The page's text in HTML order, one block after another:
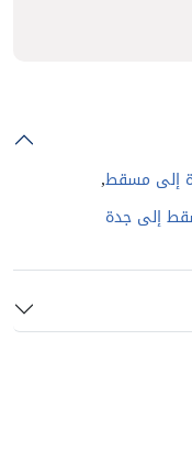
إلى مسقط,
إلى جدة